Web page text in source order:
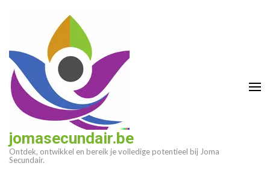
(druk
enter)
jomasecundair.be
Ontdek, ontwikkel en bereik je volledige potentieel bij Joma
Secundair.